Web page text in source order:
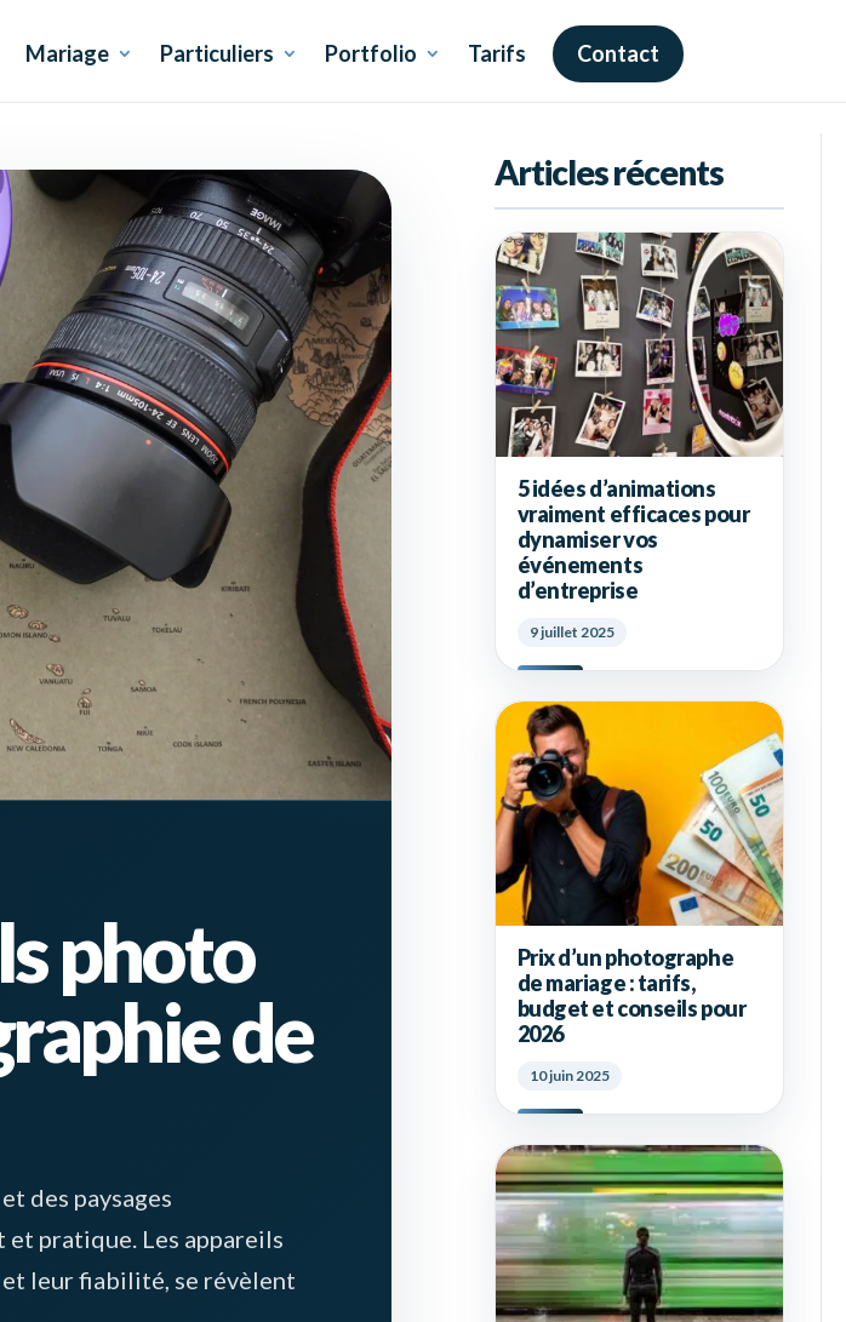
Mariage Particuliers Portfolio Tarifs Contact
photo
de
des paysages
pratique. Les appareils
leur fiabilité, se révèlent
5 idées d’animations
vraiment efficaces pour
dynamiser vos
événements
d’entreprise
9 juillet 2025
Prix d’un photographe
de mariage : tarifs,
budget et conseils pour
2026
10 juin 2025